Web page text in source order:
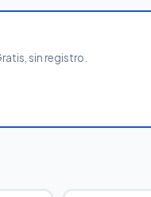
sin registro.